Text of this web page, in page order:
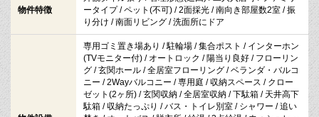
物件特徴
ータイプ / ペット(不可) / 2面採光 / 南向き部屋数2室 / 振
り分け / 南面リビング / 洗面所にドア
専用ゴミ置き場あり / 駐輪場 / 集合ポスト / インターホン
(TVモニター付) / オートロック / 陽当り良好 / フローリン
グ / 玄関ホール / 全居室フローリング / ベランダ・バルコ
ニー / 2Wayバルコニー / 専用庭 / 収納スペース / クロー
ゼット(2ヶ所) / 玄関収納 / 全居室収納 / 下駄箱 / 天井高下
駄箱 / 収納たっぷり / バス・トイレ別室 / シャワー / 追い